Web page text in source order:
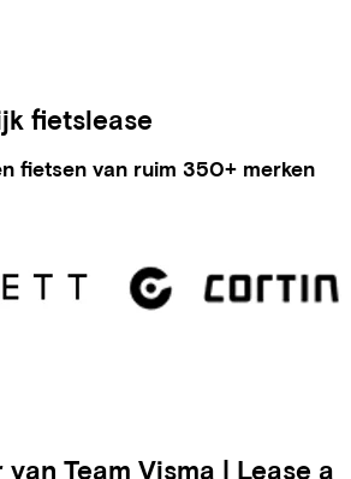
fietslease
fietsen van ruim 350+ merken
Team Visma | Lease a